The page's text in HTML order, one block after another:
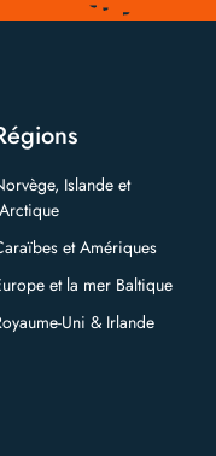
Islande et
et Amériques
et la mer Baltique
Uni & Irlande